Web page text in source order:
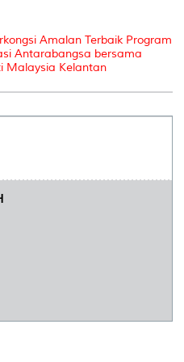
Amalan Terbaik Program
Antarabangsa bersama
Malaysia Kelantan